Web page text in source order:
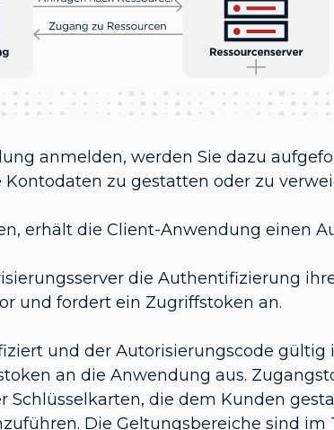
anmelden, werden Sie dazu
zu gestatten oder zu
erhält die Client-Anwendung einen
die Authentifizierung
und fordert ein Zugriffstoken an.
und der Autorisierungscode gültig
an die Anwendung aus.
Schlüsselkarten, die dem Kunden
Die Geltungsbereiche sind im